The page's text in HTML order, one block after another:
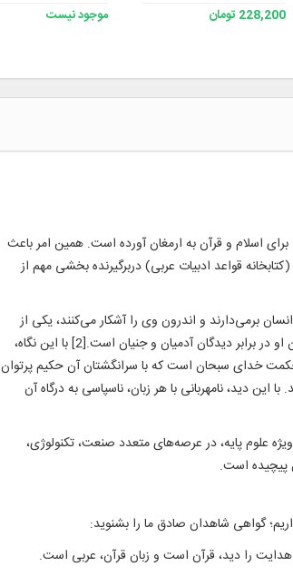
228,200 تومان
موجود نیست
اسلام و قرآن به ارمغان آورده است. همین امر باعث
قواعد ادبیات عربی) دربرگیرنده بخشی مهم از
برمی‌دارند و اندرون وی را آشکار می‌کنند، یکی از
نعمت‌های بزرگ خدای رحمان است که در ردیف آفرینش انسان و تعلیم قرآن و کرنش پدیده‌های زمین و آسمان، جلوه‌ای از رحمت بی‌کران او در برابر دیدگان آدمیان و جنیان است.[2] با این نگاه،
خدای سبحان است که با سرانگشتان آن حکیم پرتوان
را بشناسند و بستایند. با این دید، نامهربانی با هر زبان، ناسپاسی به درگاه آن
علوم پایه، در عرصه‌های متعدد صنعت، تکنولوژی،
پیچیده است.
گواهی شاهدان صادق ما را بشنوید: